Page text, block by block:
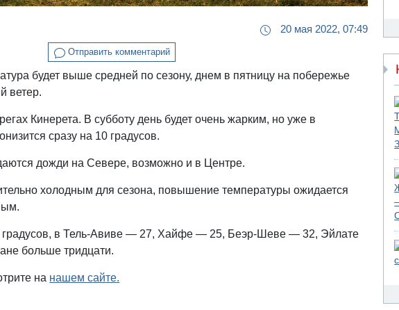
20 мая 2022, 07:49
Отправить комментарий
будет выше средней по сезону, днем в пятницу на побережье
ветер.
Кинерета. В субботу день будет очень жарким, но уже в
сразу на 10 градусов.
дожди на Севере, возможно и в Центре.
холодным для сезона, повышение температуры ожидается
градусов, в Тель-Авиве — 27, Хайфе — 25, Беэр-Шеве — 32, Эйлате
больше тридцати.
на нашем сайте.